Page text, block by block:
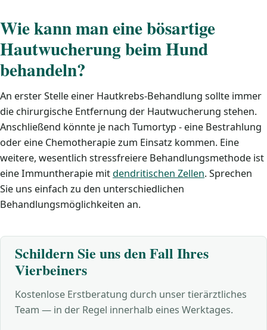
Wie kann man eine bösartige
Hautwucherung beim Hund
behandeln?
An erster Stelle einer Hautkrebs-Behandlung sollte immer
die chirurgische Entfernung der Hautwucherung stehen.
Anschließend könnte je nach Tumortyp - eine Bestrahlung
oder eine Chemotherapie zum Einsatz kommen. Eine
weitere, wesentlich stressfreiere Behandlungsmethode ist
eine Immuntherapie mitdendritischen Zellen. Sprechen
Sie uns einfach zu den unterschiedlichen
Behandlungsmöglichkeiten an.
Schildern Sie uns den Fall Ihres
Vierbeiners
Kostenlose Erstberatung durch unser tierärztliches
Team — in der Regel innerhalb eines Werktages.